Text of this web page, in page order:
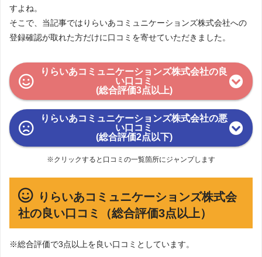
すよね。
そこで、当記事ではりらいあコミュニケーションズ株式会社への
登録確認が取れた方だけに口コミを寄せていただきました。
りらいあコミュニケーションズ株式会社の良
い口コミ
(総合評価3点以上)
りらいあコミュニケーションズ株式会社の悪
い口コミ
(総合評価2点以下)
※クリックすると口コミの一覧箇所にジャンプします
りらいあコミュニケーションズ株式会
社の良い口コミ（総合評価3点以上）
※総合評価で3点以上を良い口コミとしています。